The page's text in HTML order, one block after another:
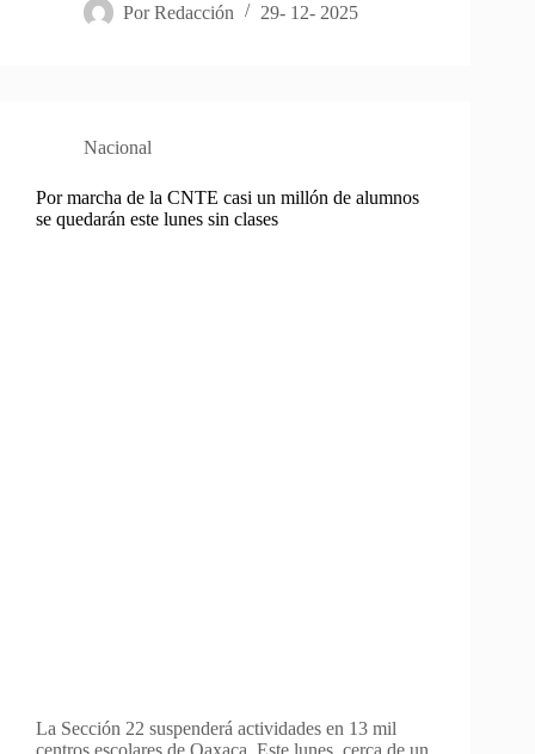
Por Redacción 29- 12- 2025
Nacional
Por marcha de la CNTE casi un millón de alumnos
se quedarán este lunes sin clases
La Sección 22 suspenderá actividades en 13 mil
centros escolares de Oaxaca. Este lunes, cerca de un